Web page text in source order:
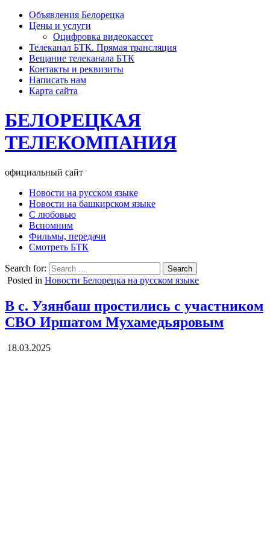
Объявления Белорецка
Цены и услуги
Оцифровка видеокассет
Телеканал БТК. Прямая трансляция
Вещание телеканала БТК
Контакты и реквизиты
Написать нам
Карта сайта
БЕЛОРЕЦКАЯ
ТЕЛЕКОМПАНИЯ
официальный сайт
Новости на русском языке
Новости на башкирском языке
С любовью
Вспомним
Фильмы, передачи
Смотреть БТК
Search for:
Posted in Новости Белорецка на русском языке
В с. Узянбаш простились с участником
СВО Иршатом Мухамедьяровым
18.03.2025